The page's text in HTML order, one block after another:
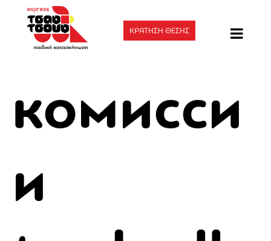
ΚΡΑΤΗΣΗ ΘΕΣΗΣ
комисси
и